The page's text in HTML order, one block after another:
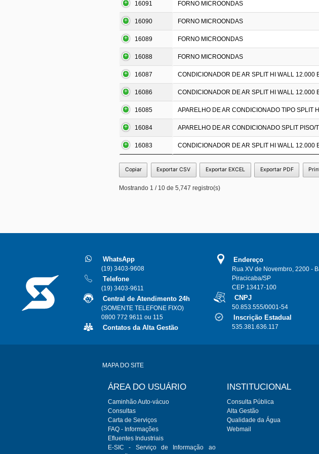
16091 FORNO MICROONDAS
16090 FORNO MICROONDAS
16089 FORNO MICROONDAS
16088 FORNO MICROONDAS
16087 CONDICIONADOR DE AR SPLIT HI WALL 12.000
16086 CONDICIONADOR DE AR SPLIT HI WALL 12.000
16085 APARELHO DE AR CONDICIONADO TIPO SPLIT
16084 APARELHO DE AR CONDICIONADO SPLIT PISO/
16083 CONDICIONADOR DE AR SPLIT HI WALL 12.000
Copiar Exportar CSV Exportar EXCEL Exportar PDF
Mostrando 1 / 10 de 5,747 registro(s)
WhatsApp
(19) 3403-9608
Telefone
(19) 3403-9611
Central de Atendimento 24h
(SOMENTE TELEFONE FIXO)
0800 772 9611 ou 115
Contatos da Alta Gestão
Endereço
Rua XV de Novembro, 2200 -
Piracicaba/SP
CEP 13417-100
CNPJ
50.853.555/0001-54
Inscrição Estadual
535.381.636.117
MAPA DO SITE
INSTITUCIONAL
Consulta Pública
Alta Gestão
Qualidade da Água
Webmail
ÁREA DO USUÁRIO
Caminhão Auto-vácuo
Consultas
Carta de Serviços
FAQ - Informações
Efluentes Industriais
E-SIC - Serviço de Informação ao